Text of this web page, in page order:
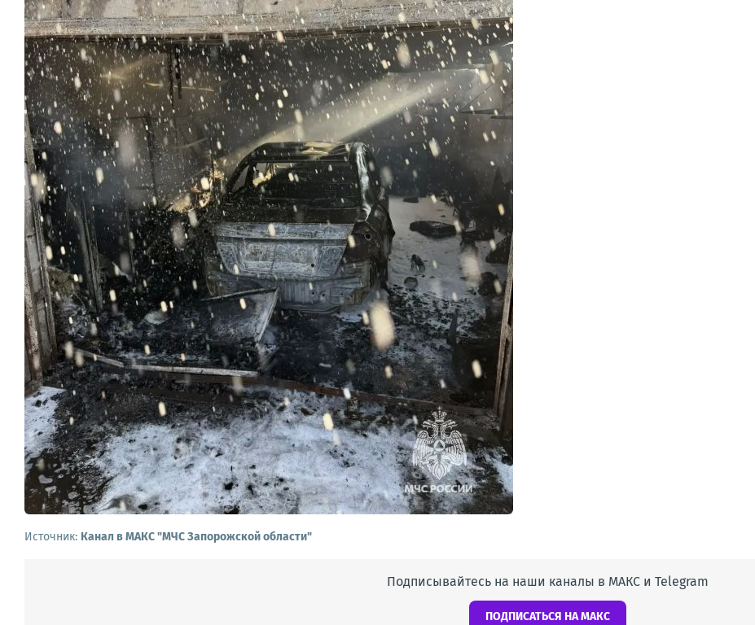
Источник: Канал в МАКС "МЧС Запорожской области"
Подписывайтесь на наши каналы в МАКС и Telegram
ПОДПИСАТЬСЯ НА МАКС